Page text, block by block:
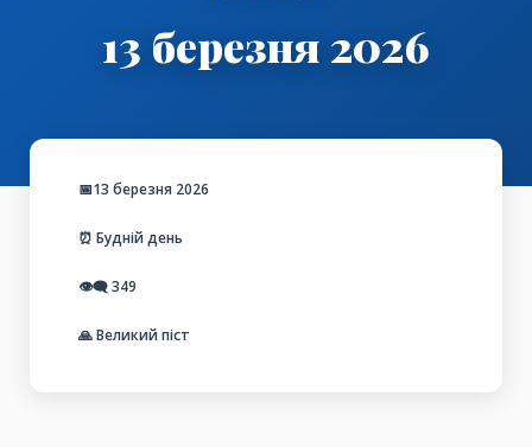
13 березня 2026
📅13 березня 2026
⏰ Будній день
👁️‍🗨️349
🙏 Великий піст